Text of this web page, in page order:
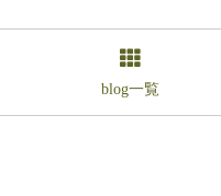
blog一覧